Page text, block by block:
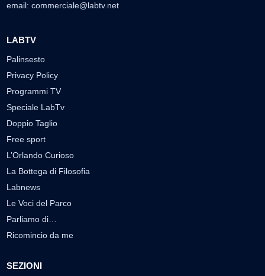
email: commerciale@labtv.net
LABTV
Palinsesto
Privacy Policy
Programmi TV
Speciale LabTv
Doppio Taglio
Free sport
L’Orlando Curioso
La Bottega di Filosofia
Labnews
Le Voci del Parco
Parliamo di…
Ricomincio da me
SEZIONI